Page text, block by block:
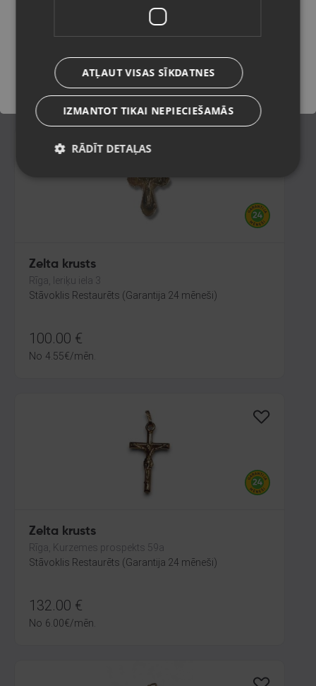
Stāvoklis Restaurēts (Garantija 24 mēneši)
307.00 €
13.96€/mēn.
Zelta krusts
Rīga, Ieriķu iela 3
Stāvoklis Restaurēts (Garantija 24 mēneši)
100.00 €
No 4.55€/mēn.
Zelta krusts
Rīga, Kurzemes prospekts 59a
Stāvoklis Restaurēts (Garantija 24 mēneši)
132.00 €
No 6.00€/mēn.
Saglabāt
ATĻAUT VISAS SĪKDATNES
IZMANTOT TIKAI NEPIECIEŠAMĀS
RĀDĪT DETAĻAS